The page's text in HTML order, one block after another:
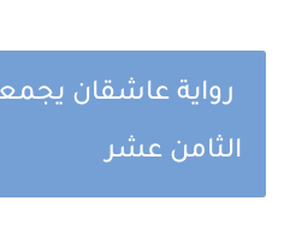
رواية عاشقان
الثامن عشر